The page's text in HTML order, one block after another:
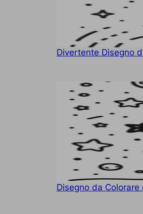
Divertente Disegno
Disegno da Colorare